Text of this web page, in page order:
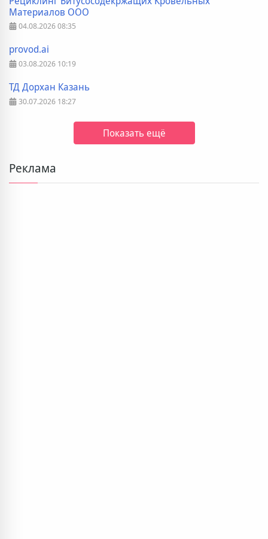
Материалов ООО
04.08.202608:35
provod.ai
03.08.2026 10:19
ТД Дорхан Казань
30.07.2026 18:27
Показать ещё
Реклама